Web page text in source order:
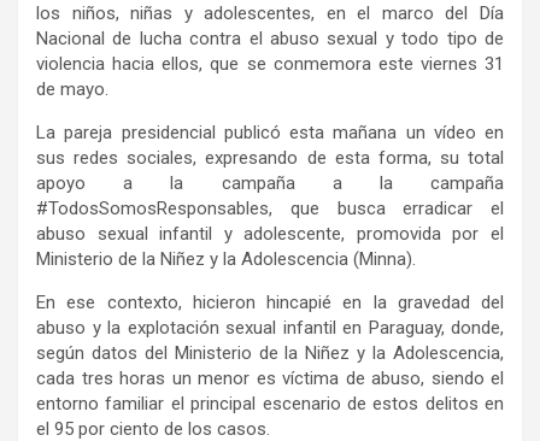
los niños, niñas y adolescentes, en el marco del Día
Nacional de lucha contra el abuso sexual y todo tipo de
violencia hacia ellos, que se conmemora este viernes 31
de mayo.
La pareja presidencial publicó esta mañana un vídeo en
sus redes sociales, expresando de esta forma, su total
apoyo a la campaña a la campaña
#TodosSomosResponsables, que busca erradicar el
abuso sexual infantil y adolescente, promovida por el
Ministerio de la Niñez y la Adolescencia (Minna).
En ese contexto, hicieron hincapié en la gravedad del
abuso y la explotación sexual infantil en Paraguay, donde,
según datos del Ministerio de la Niñez y la Adolescencia,
cada tres horas un menor es víctima de abuso, siendo el
entorno familiar el principal escenario de estos delitos en
el 95 por ciento de los casos.